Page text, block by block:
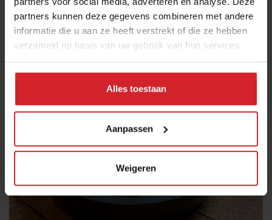
partners kunnen deze gegevens combineren met andere
informatie die u aan ze heeft verstrekt of die ze hebben
verzameld op basis van uw gebruik van hun services.
Alles toestaan
Aanpassen
Weigeren
Klassieke gerechten in een duurzaam jasje
1 oktober 2018 | 2 min